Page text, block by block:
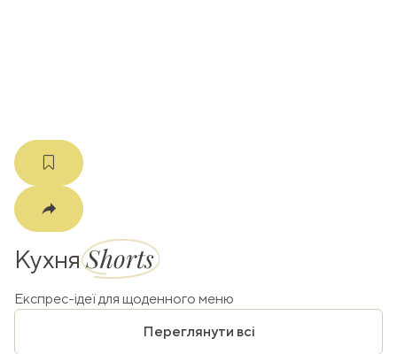
КухняShorts
Експрес-ідеї для щоденного меню
Переглянути всі